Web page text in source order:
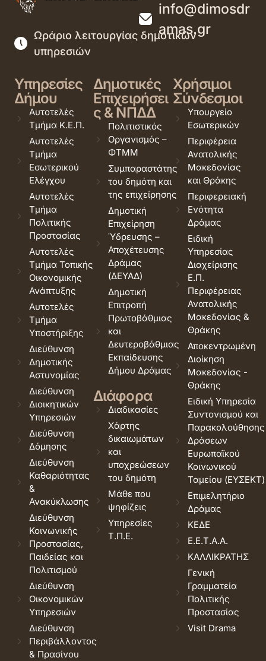
info@dimosdr
amas.gr
Ωράριο λειτουργίας δημοτικών
υπηρεσιών
Υπηρεσίες
Δήμου
Αυτοτελές
Τμήμα Κ.Ε.Π.
Αυτοτελές
Τμήμα
Εσωτερικού
Ελέγχου
Αυτοτελές
Τμήμα
Πολιτικής
Προστασίας
Αυτοτελές
Τμήμα Τοπικής
Οικονομικής
Ανάπτυξης
Αυτοτελές
Τμήμα
Υποστήριξης
Διεύθυνση
Δημοτικής
Αστυνομίας
Διεύθυνση
Διοικητικών
Υπηρεσιών
Διεύθυνση
Δόμησης
Διεύθυνση
Καθαριότητας
&
Ανακύκλωσης
Διεύθυνση
Κοινωνικής
Προστασίας,
Παιδείας και
Πολιτισμού
Διεύθυνση
Οικονομικών
Υπηρεσιών
Διεύθυνση
Περιβάλλοντος
& Πρασίνου
Δημοτικές
Επιχειρήσει
ς & ΝΠΔΔ
Πολιτιστικός
Οργανισμός –
ΦΤΜΜ
Συμπαραστάτης
του δημότη και
της επιχείρησης
Δημοτική
Επιχείρηση
Ύδρευσης –
Αποχέτευσης
Δράμας
(ΔΕΥΑΔ)
Δημοτική
Επιτροπή
Πρωτοβάθμιας
και
Δευτεροβάθμιας
Εκπαίδευσης
Δήμου Δράμας
Διάφορα
Διαδικασίες
Χάρτης
δικαιωμάτων
και
υποχρεώσεων
του δημότη
Μάθε που
ψηφίζεις
Υπηρεσίες
Τ.Π.Ε.
Χρήσιμοι
Σύνδεσμοι
Υπουργείο
Εσωτερικών
Περιφέρεια
Ανατολικής
Μακεδονίας
και Θράκης
Περιφερειακή
Ενότητα
Δράμας
Ειδική
Υπηρεσίας
Διαχείρισης
Ε.Π.
Περιφέρειας
Ανατολικής
Μακεδονίας &
Θράκης
Αποκεντρωμένη
Διοίκηση
Μακεδονίας -
Θράκης
Ειδική Υπηρεσία
Συντονισμού και
Παρακολούθησης
Δράσεων
Ευρωπαϊκού
Κοινωνικού
Ταμείου (ΕΥΣΕΚΤ)
Επιμελητήριο
Δράμας
ΚΕΔΕ
Ε.Ε.Τ.Α.Α.
ΚΑΛΛΙΚΡΑΤΗΣ
Γενική
Γραμματεία
Πολιτικής
Προστασίας
Visit Drama